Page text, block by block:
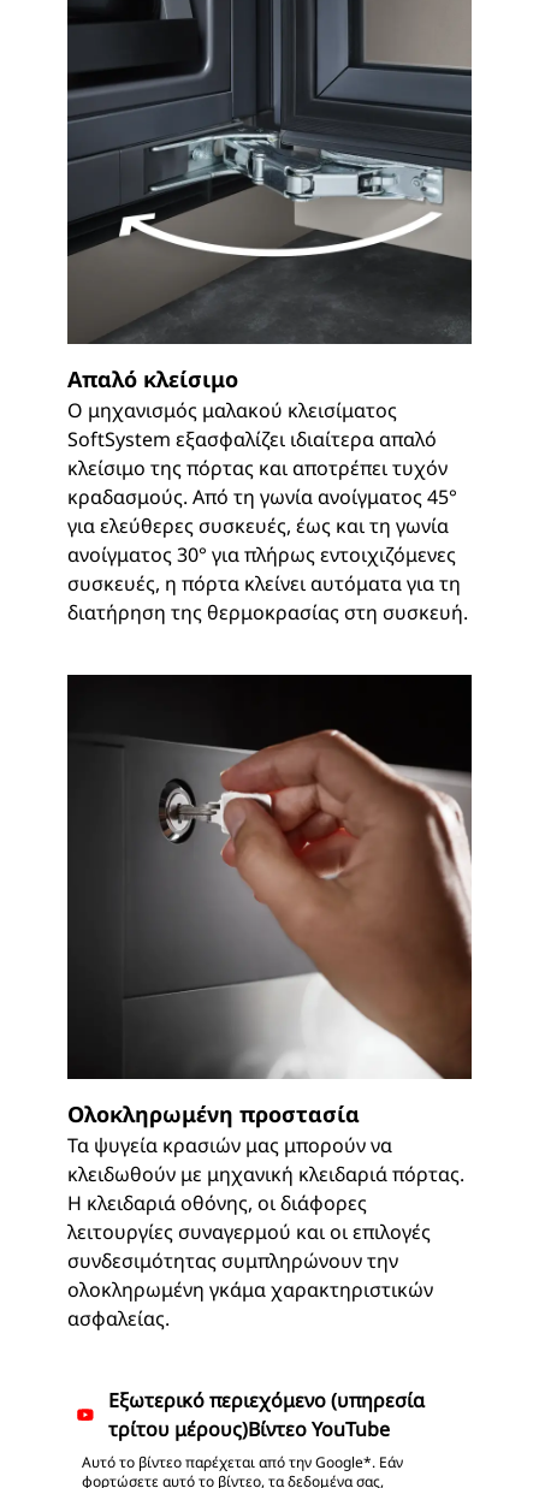
Απαλό κλείσιμο
Ο μηχανισμός μαλακού κλεισίματος
SoftSystem εξασφαλίζει ιδιαίτερα απαλό
κλείσιμο της πόρτας και αποτρέπει τυχόν
κραδασμούς. Από τη γωνία ανοίγματος 45°
για ελεύθερες συσκευές, έως και τη γωνία
ανοίγματος 30° για πλήρως εντοιχιζόμενες
συσκευές, η πόρτα κλείνει αυτόματα για τη
διατήρηση της θερμοκρασίας στη συσκευή.
Ολοκληρωμένη προστασία
Τα ψυγεία κρασιών μας μπορούν να
κλειδωθούν με μηχανική κλειδαριά πόρτας.
Η κλειδαριά οθόνης, οι διάφορες
λειτουργίες συναγερμού και οι επιλογές
συνδεσιμότητας συμπληρώνουν την
ολοκληρωμένη γκάμα χαρακτηριστικών
ασφαλείας.
Αυτό το βίντεο παρέχεται από την Google*. Εάν
φορτώσετε αυτό το βίντεο, τα δεδομένα σας,